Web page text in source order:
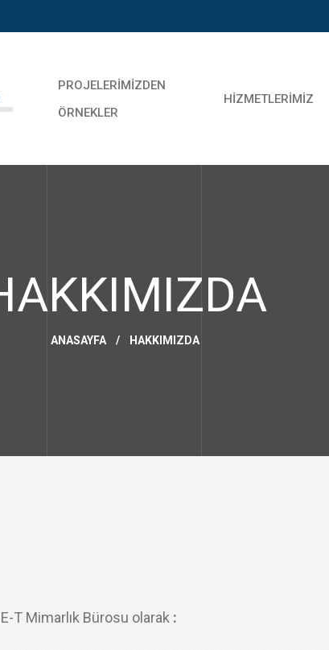
PROJELERIMIZDEN
ÖRNEKLER
HIZMETLERIMIZ
ANASAYFA / HAKKIMIZDA
T Mimarlık Bürosu olarak :